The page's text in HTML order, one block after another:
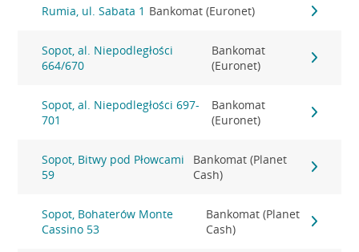
Rumia, ul. Sabata 1 Bankomat (Euronet)
Sopot, al. Niepodległości
664/670
Bankomat
(Euronet)
Sopot, al. Niepodległości 697-
701
Bankomat
(Euronet)
Sopot, Bitwy pod Płowcami
59
Bankomat (Planet
Cash)
Sopot, Bohaterów Monte
Cassino 53
Bankomat (Planet
Cash)